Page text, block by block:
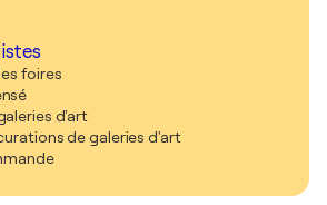
foires
d'art
de galeries d'art